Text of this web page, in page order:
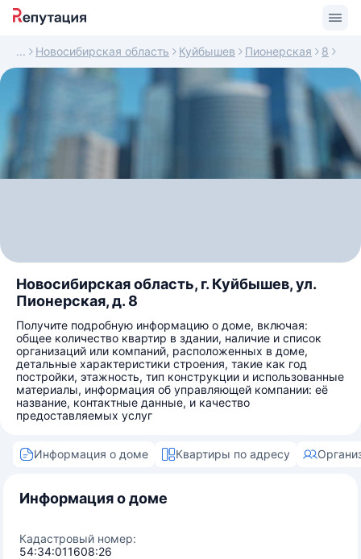
Новосибирская область Куйбышев Пионерская 8
Новосибирская область, г. Куйбышев, ул.
Пионерская, д. 8
Получите подробную информацию о доме, включая:
общее количество квартир в здании, наличие и список
организаций или компаний, расположенных в доме,
детальные характеристики строения, такие как год
постройки, этажность, тип конструкции и использованные
материалы, информация об управляющей компании: её
название, контактные данные, и качество
предоставляемых услуг
Информация о доме Квартиры по адресу
Информация о доме
Кадастровый номер:
54:34:011608:26